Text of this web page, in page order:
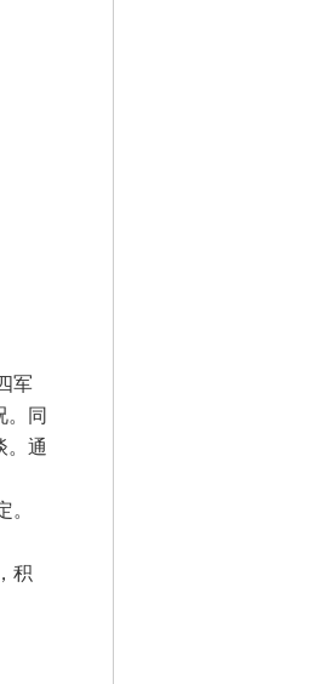
军
。同
。通
积